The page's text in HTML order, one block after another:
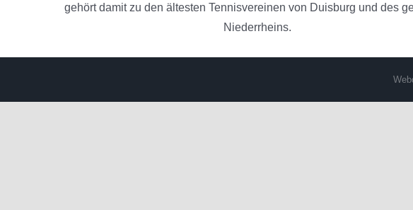
gehört damit zu den ältesten Tennisvereinen von Duisburg und des
Niederrheins.